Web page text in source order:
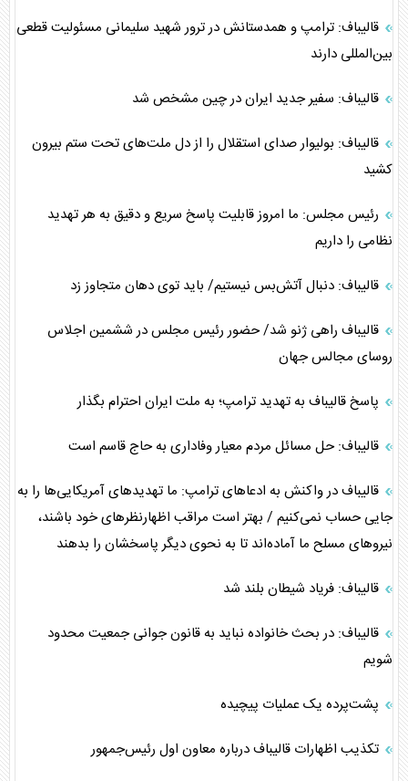
قالیباف: ترامپ و همدستانش در ترور شهید سلیمانی مسئولیت قطعی
بین‌المللی دارند
قالیباف: سفیر جدید ایران در چین مشخص شد
قالیباف: بولیوار صدای استقلال را از دل ملت‌های تحت ستم بیرون
کشید
رئیس مجلس: ما امروز قابلیت پاسخ سریع و دقیق به هر تهدید
نظامی را داریم
قالیباف: دنبال آتش‌بس نیستیم/ باید توی دهان متجاوز زد
قالیباف راهی ژنو شد/ حضور رئیس مجلس در ششمین اجلاس
روسای مجالس جهان
پاسخ قالیباف به تهدید ترامپ؛ به ملت ایران احترام بگذار
قالیباف: حل مسائل مردم معیار وفاداری به حاج قاسم است
قالیباف در واکنش به ادعا‌های ترامپ: ما تهدید‌های آمریکایی‌ها را به
جایی حساب نمی‌کنیم / بهتر است مراقب اظهارنظر‌های خود باشند،
نیرو‌های مسلح ما آماده‌اند تا به نحوی دیگر پاسخشان را بدهند
قالیباف: فریاد شیطان بلند شد
قالیباف: در بحث خانواده نباید به قانون جوانی جمعیت محدود
شویم
پشت‌پرده یک عملیات پیچیده
تکذیب اظهارات قالیباف درباره معاون اول رئیس‌جمهور